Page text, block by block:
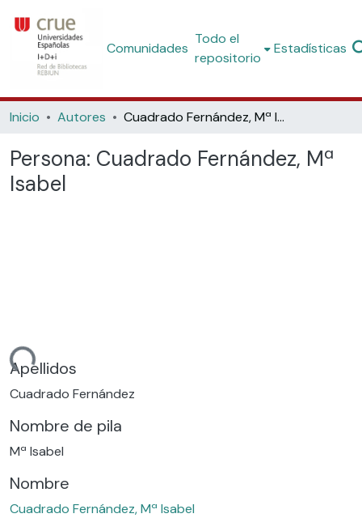
Comunidades
Todo el
repositorio
Estadísticas
Inicio Autores Cuadrado Fernández, Mª Isabel
Persona: Cuadrado Fernández, Mª
Isabel
Apellidos
Cuadrado Fernández
Nombre de pila
Mª Isabel
Nombre
Cuadrado Fernández, Mª Isabel